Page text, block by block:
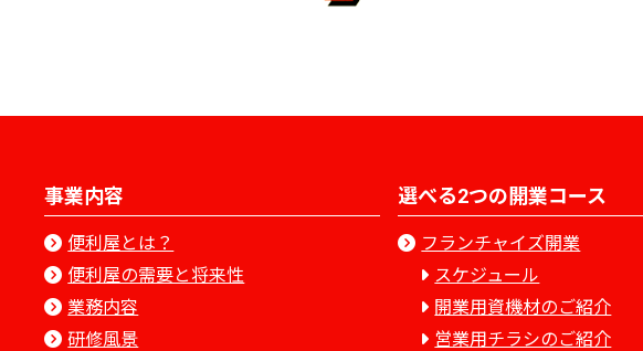
事業内容
便利屋とは？
便利屋の需要と将来性
業務内容
研修風景
選べる2つの開業コース
フランチャイズ開業
スケジュール
開業用資機材のご紹介
営業用チラシのご紹介